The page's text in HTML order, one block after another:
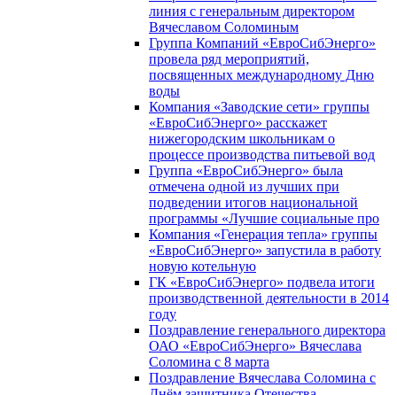
линия с генеральным директором
Вячеславом Соломиным
Группа Компаний «ЕвроСибЭнерго»
провела ряд мероприятий,
посвященных международному Дню
воды
Компания «Заводские сети» группы
«ЕвроСибЭнерго» расскажет
нижегородским школьникам о
процессе производства питьевой вод
Группа «ЕвроСибЭнерго» была
отмечена одной из лучших при
подведении итогов национальной
программы «Лучшие социальные про
Компания «Генерация тепла» группы
«ЕвроСибЭнерго» запустила в работу
новую котельную
ГК «ЕвроСибЭнерго» подвела итоги
производственной деятельности в 2014
году
Поздравление генерального директора
ОАО «ЕвроСибЭнерго» Вячеслава
Соломина с 8 марта
Поздравление Вячеслава Соломина с